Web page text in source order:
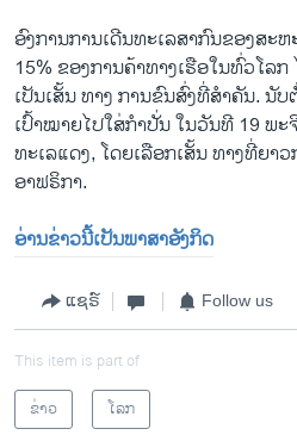
ອົງການ​ການ​ເດີນ​ທະ​ເລ​ສາກົນ​ຂອງ​ສະ
15% ຂອງ​ການ​ຄ້າທາງເຮືອໃນ​ທົ່ວ​ໂລ
ເປັນ​ເສັ້ນ ທາງ ການ​ຂົນ​ສົ່ງ​ທີ່​ສຳຄັນ. ນັ
ເປົ້າໝາຍໄປໃສ່ກຳປັ່ນ ໃນວັນທີ 19 ພ
ທະເລແດງ, ໂດຍເລືອກເສັ້ນ ທາງທີ່ຍາ
ອາຟຣິກາ.
ອ່ານຂ່າວນີ້ເປັນພາສາອັງກິດ
ແຊຣ໌ Follow us
This item is part of
ຂ່າວ
ໂລກ